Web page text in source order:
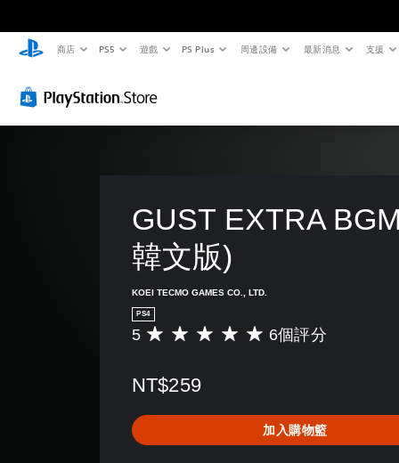
商店 PS5 遊戲 PS Plus 周邊設備 最新消息 支援
GUST EXTRA
韓文版)
KOEI TECMO GAMES CO., LTD.
PS4
平
分
5
顆
5 6個評分
NT$259
加入購物籃